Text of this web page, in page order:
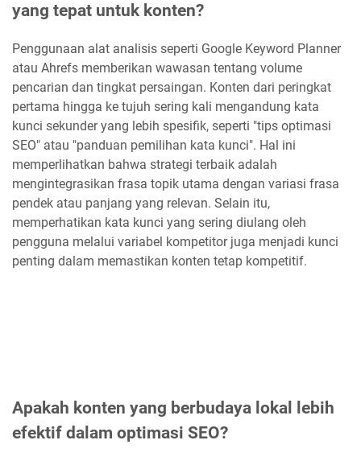
yang tepat untuk konten?
Penggunaan alat analisis seperti Google Keyword Planner
atau Ahrefs memberikan wawasan tentang volume
pencarian dan tingkat persaingan. Konten dari peringkat
pertama hingga ke tujuh sering kali mengandung kata
kunci sekunder yang lebih spesifik, seperti "tips optimasi
SEO" atau "panduan pemilihan kata kunci". Hal ini
memperlihatkan bahwa strategi terbaik adalah
mengintegrasikan frasa topik utama dengan variasi frasa
pendek atau panjang yang relevan. Selain itu,
memperhatikan kata kunci yang sering diulang oleh
pengguna melalui variabel kompetitor juga menjadi kunci
penting dalam memastikan konten tetap kompetitif.
Apakah konten yang berbudaya lokal lebih
efektif dalam optimasi SEO?